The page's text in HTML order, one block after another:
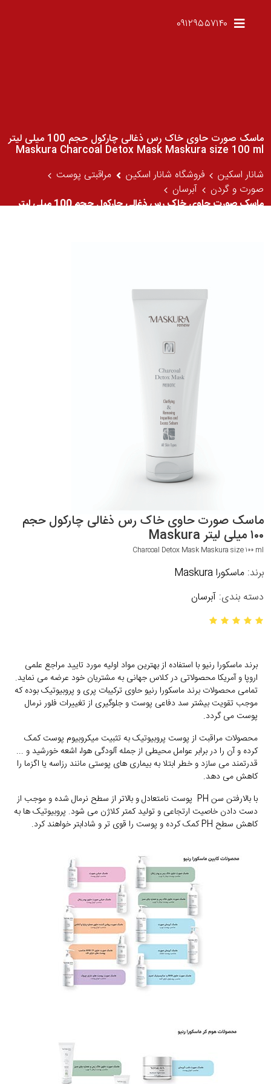
۰۹۱۲۹۵۵۷۱۴۰
ماسک صورت حاوی خاک رس ذغالی چارکول حجم 100 میلی لیتر
Maskura Charcoal Detox Mask Maskura size 100 ml
شانار اسکین
فروشگاه شانار اسکین
مراقبتی پوست
صورت و گردن
آبرسان
ماسک صورت حاوی خاک رس ذغالی چارکول حجم 100 میلی لیتر
ماسک صورت حاوی خاک رس ذغالی چارکول حجم
۱۰۰ میلی لیتر Maskura
Charcoal Detox Mask Maskura size ۱۰۰ ml
برند: ماسکورا Maskura
دسته بندی: آبرسان
برند ماسکورا رنیو با استفاده از بهترین مواد اولیه مورد تایید مراجع علمی
اروپا و آمریکا محصولاتی در کلاس جهانی به مشتریان خود عرضه می نماید.
تمامی محصولات برند ماسکورا رنیو حاوی ترکیبات پری و پروبیوتیک بوده که
موجب تقویت بیشتر سد دفاعی پوست و جلوگیری از تغییرات فلور نرمال
پوست می گردد.
محصولات مراقبت از پوست پروبیوتیک به تثبیت میکروبیوم پوست کمک
کرده و آن را در برابر عوامل محیطی از جمله آلودگی هوا، اشعه خورشید و ...
قدرتمند می سازد و خطر ابتلا به بیماری های پوستی مانند رزاسه یا اگزما را
کاهش می دهد.
با بالارفتن سن PH پوست نامتعادل و بالاتر از سطح نرمال شده و موجب از
دست دادن خاصیت ارتجاعی و تولید کمتر کلاژن می شود. پروبیوتیک ها به
کاهش سطح PH کمک کرده و پوست را قوی تر و شادابتر خواهند کرد.